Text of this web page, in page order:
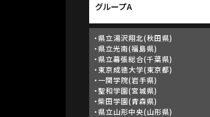
グループA
・県立湯沢翔北(秋田県)
・県立光南(福島県)
・県立幕張総合(千葉県)
・東京成徳大学(東京都)
・一関学院(岩手県)
・聖和学園(宮城県)
・柴田学園(青森県)
・県立山形中央(山形県)